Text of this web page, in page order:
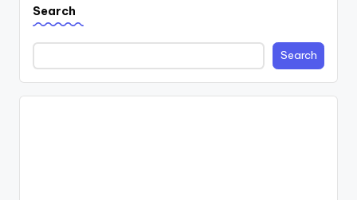
Search
Search